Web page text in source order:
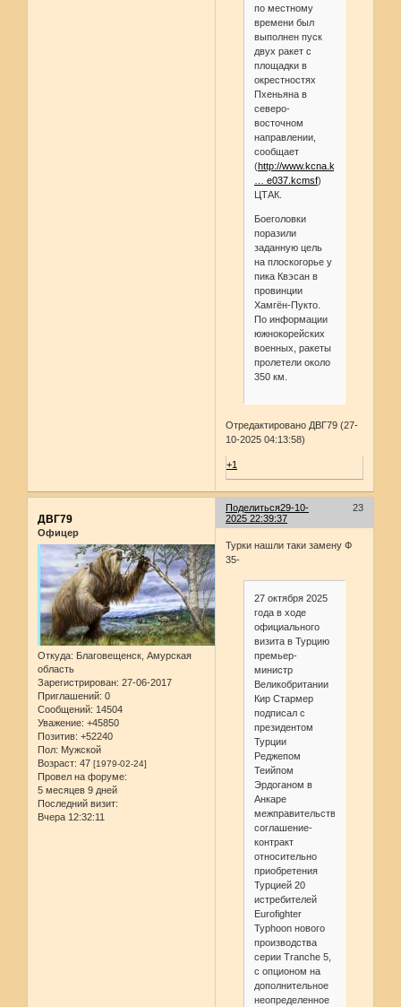
по местному
времени был
выполнен пуск
двух ракет с
площадки в
окрестностях
Пхеньяна в
северо-
восточном
направлении,
сообщает
(http://www.kcna.kp/ru/article/q/
… e037.kcmsf)
ЦТАК.
Боеголовки
поразили
заданную цель
на плоскогорье у
пика Квэсан в
провинции
Хамгён-Пукто.
По информации
южнокорейских
военных, ракеты
пролетели около
350 км.
Отредактировано ДВГ79 (27-
10-2025 04:13:58)
+1
Поделиться 23
29-10-
2025 22:39:37
ДВГ79
Офицер
Откуда: Благовещенск, Амурская
область
Зарегистрирован: 27-06-2017
Приглашений: 0
Сообщений: 14504
Уважение: +45850
Позитив: +52240
Пол: Мужской
Возраст: 47 [1979-02-24]
Провел на форуме:
5 месяцев 9 дней
Последний визит:
Вчера 12:32:11
Турки нашли таки замену Ф
35-
27 октября 2025
года в ходе
официального
визита в Турцию
премьер-
министр
Великобритании
Кир Стармер
подписал с
президентом
Турции
Реджепом
Теийпом
Эрдоганом в
Анкаре
межправительственное
соглашение-
контракт
относительно
приобретения
Турцией 20
истребителей
Eurofighter
Typhoon нового
производства
серии Tranche 5,
с опционом на
дополнительное
неопределенное